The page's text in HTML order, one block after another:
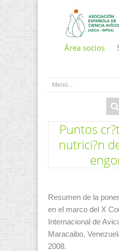
Área socios
Puntos
nutrici?n
Resumen de la
en el marco del X
Internacional de
Maracaibo,
2008.